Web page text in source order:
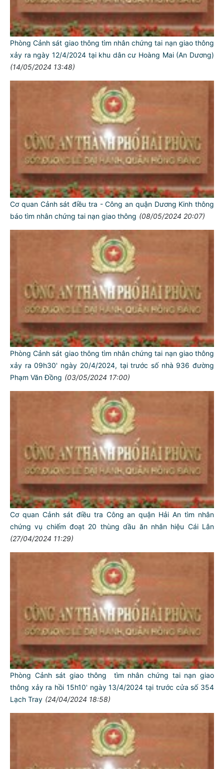
Phòng Cảnh sát giao thông tìm nhân chứng tai nạn giao thông
xảy ra ngày 12/4/2024 tại khu dân cư Hoàng Mai (An Dương)
(14/05/2024 13:48)
Cơ quan Cảnh sát điều tra - Công an quận Dương Kinh thông
báo tìm nhân chứng tai nạn giao thông (08/05/2024 20:07)
Phòng Cảnh sát giao thông tìm nhân chứng tai nạn giao thông
xảy ra 09h30' ngày 20/4/2024, tại trước số nhà 936 đường
Phạm Văn Đồng (03/05/2024 17:00)
Cơ quan Cảnh sát điều tra Công an quận Hải An tìm nhân
chứng vụ chiếm đoạt 20 thùng dầu ăn nhân hiệu Cái Lân
(27/04/2024 11:29)
Phòng Cảnh sát giao thông tìm nhân chứng tai nạn giao
thông xảy ra hồi 15h10' ngày 13/4/2024 tại trước cửa số 354
Lạch Tray (24/04/2024 18:58)